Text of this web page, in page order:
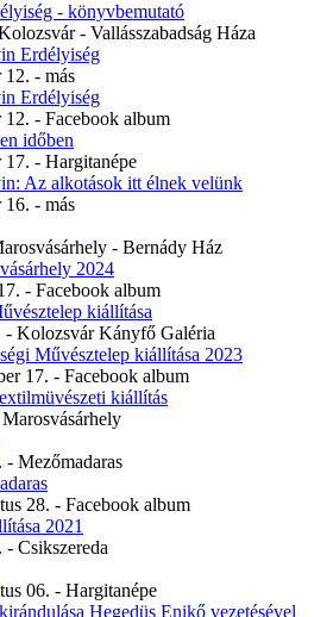
- könyvbemutató
- Vallásszabadság Háza
Erdélyiség
12. - más
Erdélyiség
12. - Facebook album
időben
17. - Hargitanépe
Az alkotások itt élnek velünk
16. - más
- Bernády Ház
2024
- Facebook album
kiállítása
- Kolozsvár Kányfő Galéria
Művésztelep kiállítása 2023
17. - Facebook album
kiállítás
- Mezőmadaras
28. - Facebook album
2021
- Csikszereda
06. - Hargitanépe
Hegedüs Enikő vezetésével